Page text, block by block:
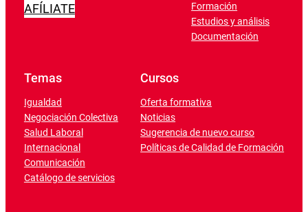
AFÍLIATE
Formación
Estudios y análisis
Documentación
Temas
Igualdad
Negociación Colectiva
Salud Laboral
Internacional
Comunicación
Catálogo de servicios
Cursos
Oferta formativa
Noticias
Sugerencia de nuevo curso
Políticas de Calidad de Formación